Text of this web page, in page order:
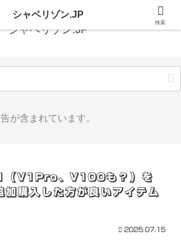
シャベリゾン.JP
が含まれています。
（V1Pro、V100も？）を
加購入した方が良いアイテム
2025.07.15
シャベリゾン.JP
検索